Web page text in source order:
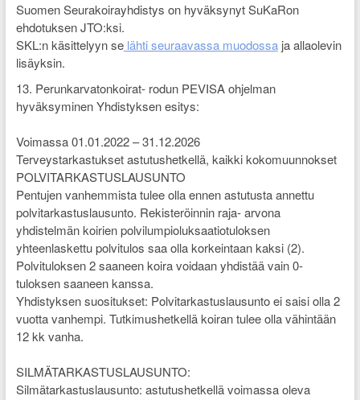
Suomen Seurakoirayhdistys on hyväksynyt SuKaRon
ehdotuksen JTO:ksi.
SKL:n käsittelyyn selähti seuraavassa muodossaja allaolevin
lisäyksin.
13. Perunkarvatonkoirat- rodun PEVISA ohjelman
hyväksyminen Yhdistyksen esitys:
Voimassa 01.01.2022 – 31.12.2026
Terveystarkastukset astutushetkellä, kaikki kokomuunnokset
POLVITARKASTUSLAUSUNTO
Pentujen vanhemmista tulee olla ennen astutusta annettu
polvitarkastuslausunto. Rekisteröinnin raja- arvona
yhdistelmän koirien polvilumpioluksaatiotuloksen
yhteenlaskettu polvitulos saa olla korkeintaan kaksi (2).
Polvituloksen 2 saaneen koira voidaan yhdistää vain 0-
tuloksen saaneen kanssa.
Yhdistyksen suositukset: Polvitarkastuslausunto ei saisi olla 2
vuotta vanhempi. Tutkimushetkellä koiran tulee olla vähintään
12 kk vanha.
SILMÄTARKASTUSLAUSUNTO:
Silmätarkastuslausunto: astutushetkellä voimassa oleva